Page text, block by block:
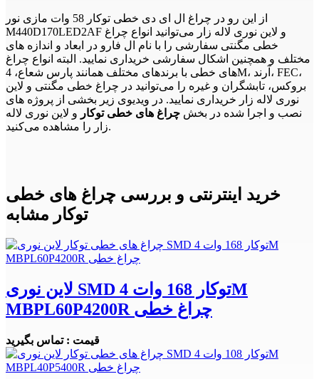
از این رو در چراغ ال ای دی خطی توکار 58 وات مازی نور
M440D170LED2AF و لاین نوری لاله زار می‌توانید انواع چراغ
خطی مگنتی سفارشی را با نام ال فارو در ابعاد و اندازه های
مختلف و همچنین اشکال سفارشی خریداری نمایید. البته انواع چراغ
های خطی با برندهای مختلف همانند پارس شعاع، 4M، آرند، FEC،
بروکس، تابشگران و غیره را می‌توانید در چراغ خطی مگنتی و لاین
نوری لاله زار خریداری نمایید. در ویدیوی زیر بخشی از پروژه های
نصب و اجرا شده در بخش چراغ های خطی توکار و لاین نوری لاله
زار را مشاهده می‌کنید.
خرید اینترنتی و بررسی چراغ های خطی
توکار مشابه
لاین نوری SMD توکار 168 وات 4M
MBPL60P4200R چراغ خطی
قیمت : تماس بگیرید